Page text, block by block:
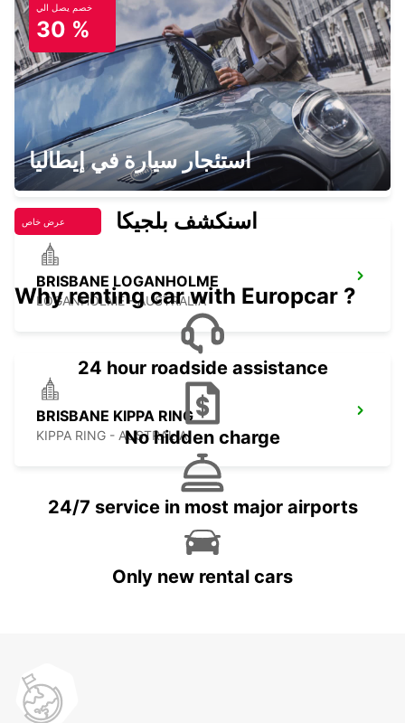
BRISBANE BRENDALE
BRENDALE - AUSTRALIA
BRISBANE SLACKS CREEK
SLACKS CREEK - AUSTRALIA
BRISBANE LOGANHOLME
LOGANHOLME - AUSTRALIA
BRISBANE KIPPA RING
KIPPA RING - AUSTRALIA
خصم يصل الي
30 %
استئجار سيارة في إيطاليا
عرض خاص اسنكشف بلجيكا
Why renting car with Europcar ?
24 hour roadside assistance
No hidden charge
24/7 service in most major airports
Only new rental cars